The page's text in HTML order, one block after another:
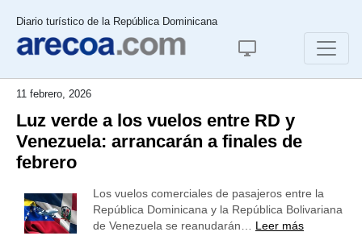
Diario turístico de la República Dominicana
11 febrero, 2026
Luz verde a los vuelos entre RD y
Venezuela: arrancarán a finales de
febrero
Los vuelos comerciales de pasajeros entre la
República Dominicana y la República Bolivariana
de Venezuela se reanudarán… Leer más